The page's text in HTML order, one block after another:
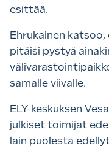
esittää.
Ehrukainen
pitäisi pystyä
samalle viivalle.
ELY-keskuksen
julkiset toimijat
lain puolesta